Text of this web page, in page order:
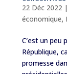
22 Déc 2022|
économique,
C’est un peu
République,
promesse